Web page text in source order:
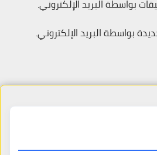
بواسطة البريد الإلكتروني.
بواسطة البريد الإلكتروني.